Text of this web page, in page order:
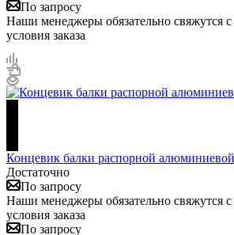
По запросу
Наши менеджеры обязательно свяжутся
условия заказа
Концевик балки распорной алюминиевой
Достаточно
По запросу
Наши менеджеры обязательно свяжутся
условия заказа
По запросу